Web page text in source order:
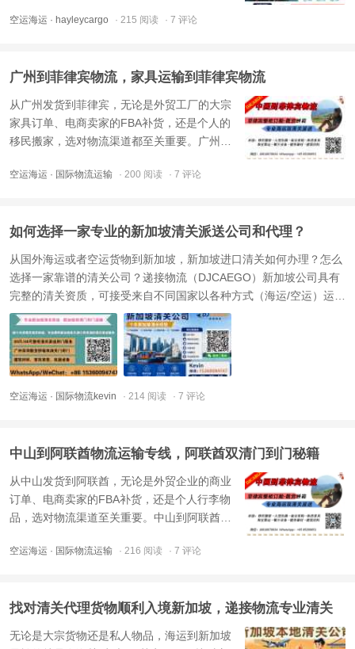
（特别是广州、佛山产业带）出口至新加坡、
提供双清到门解决方 ...
空运海运 · hayleycargo · 215 阅读 · 7 评论
广州到菲律宾物流，家具运输到菲律宾物流
从广州发货到菲律宾，无论是外贸工厂的大宗
家具订单、电商卖家的FBA补货，还是个人的
移民搬家，选对物流渠道都至关重要。广州到
门专线，正是为不同货物量身打造的一站式解
门”（DDP）的一站式全托 ...
空运海运 · 国际物流运输 · 200 阅读 · 7 评论
如何选择一家专业的新加坡清关派送公司和代理？
从国外海运或者空运货物到新加坡，新加坡进口清关如何办理？怎么
选择一家靠谱的清关公司？递接物流（DJCAEGO）新加坡公司具有
完整的清关资质，可接受来自不同国家以各种方式（海运/空运）运输
到新加坡的清关，递接物流在新加坡帮助了成千上万的客人在新加坡
的海关/空运货物清关服务。新加坡进口清关（报关）是将海运货物从
...
空运海运 · 国际物流kevin · 214 阅读 · 7 评论
中山到阿联酋物流运输专线，阿联酋双清门到门秘籍
从中山发货到阿联酋，无论是外贸企业的商业
订单、电商卖家的FBA补货，还是个人行李物
品，选对物流渠道至关重要。中山到阿联酋物
不同货物量身打造的一站式解决方案。阿联酋
海关体系与税务制度。 ...
空运海运 · 国际物流运输 · 216 阅读 · 7 评论
找对清关代理货物顺利入境新加坡，递接物流专业清关
无论是大宗货物还是私人物品，海运到新加坡